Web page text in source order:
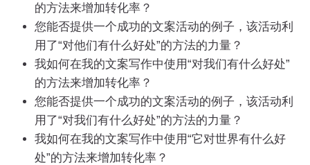
的方法来增加转化率？
您能否提供一个成功的文案活动的例子，该活动利
用了“对他们有什么好处”的方法的力量？
我如何在我的文案写作中使用“对我们有什么好处”
的方法来增加转化率？
您能否提供一个成功的文案活动的例子，该活动利
用了“对我们有什么好处”的方法的力量？
我如何在我的文案写作中使用“它对世界有什么好
处”的方法来增加转化率？